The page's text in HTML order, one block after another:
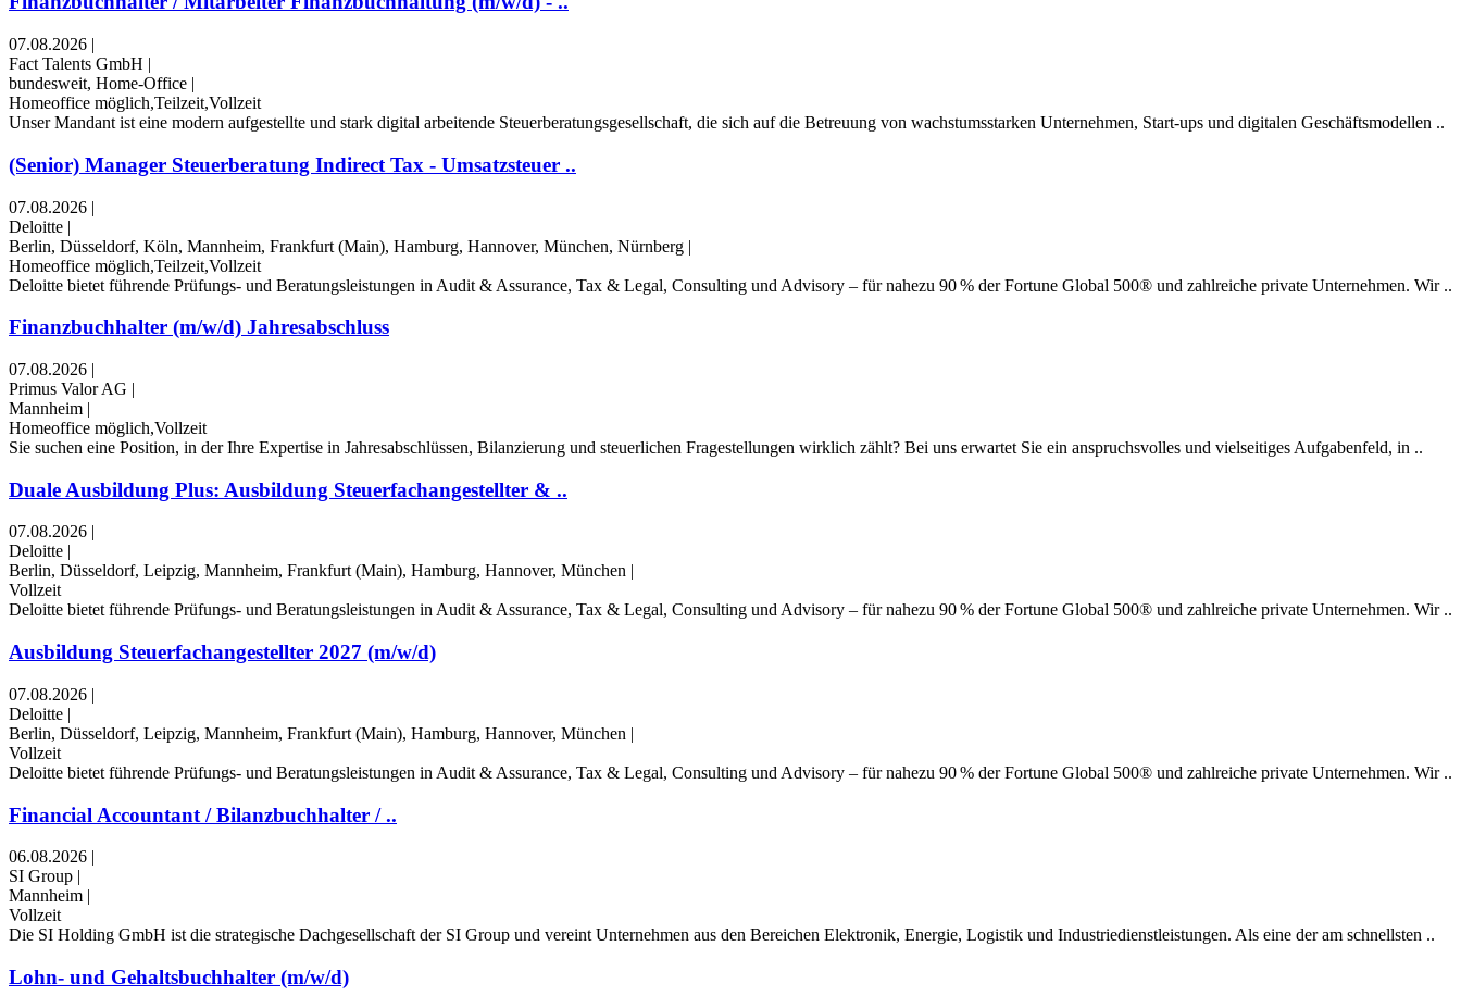
07.08.2026 |
Fact Talents GmbH |
bundesweit, Home-Office |
Homeoffice möglich,Teilzeit,Vollzeit
Unser Mandant ist eine modern aufgestellte und stark digital arbeitende Steuerberatungsgesellschaft, die sich auf die Betreuung von wachstumsstarken Unternehmen, Start-ups und digitalen Geschäftsmodellen ..
(Senior) Manager Steuerberatung Indirect Tax - Umsatzsteuer ..
07.08.2026 |
Deloitte |
Berlin, Düsseldorf, Köln, Mannheim, Frankfurt (Main), Hamburg, Hannover, München, Nürnberg |
Homeoffice möglich,Teilzeit,Vollzeit
Deloitte bietet führende Prüfungs- und Beratungsleistungen in Audit & Assurance, Tax & Legal, Consulting und Advisory – für nahezu 90 % der Fortune Global 500® und zahlreiche private Unternehmen. Wir ..
Finanzbuchhalter (m/w/d) Jahresabschluss
07.08.2026 |
Primus Valor AG |
Mannheim |
Homeoffice möglich,Vollzeit
Sie suchen eine Position, in der Ihre Expertise in Jahresabschlüssen, Bilanzierung und steuerlichen Fragestellungen wirklich zählt? Bei uns erwartet Sie ein anspruchsvolles und vielseitiges Aufgabenfeld, in ..
Duale Ausbildung Plus: Ausbildung Steuerfachangestellter & ..
07.08.2026 |
Deloitte |
Berlin, Düsseldorf, Leipzig, Mannheim, Frankfurt (Main), Hamburg, Hannover, München |
Vollzeit
Deloitte bietet führende Prüfungs- und Beratungsleistungen in Audit & Assurance, Tax & Legal, Consulting und Advisory – für nahezu 90 % der Fortune Global 500® und zahlreiche private Unternehmen. Wir ..
Ausbildung Steuerfachangestellter 2027 (m/w/d)
07.08.2026 |
Deloitte |
Berlin, Düsseldorf, Leipzig, Mannheim, Frankfurt (Main), Hamburg, Hannover, München |
Vollzeit
Deloitte bietet führende Prüfungs- und Beratungsleistungen in Audit & Assurance, Tax & Legal, Consulting und Advisory – für nahezu 90 % der Fortune Global 500® und zahlreiche private Unternehmen. Wir ..
Financial Accountant / Bilanzbuchhalter / ..
06.08.2026 |
SI Group |
Mannheim |
Vollzeit
Die SI Holding GmbH ist die strategische Dachgesellschaft der SI Group und vereint Unternehmen aus den Bereichen Elektronik, Energie, Logistik und Industriedienstleistungen. Als eine der am schnellsten ..
Lohn- und Gehaltsbuchhalter (m/w/d)